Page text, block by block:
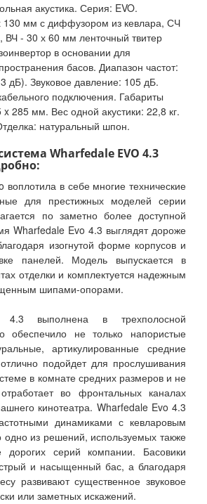
акустика. Серия: EVO.
мм с диффузором из кевлара, СЧ
- 30 х 60 мм ленточный твитер
в основании для
басов. Диапазон частот:
дБ). Звуковое давление: 105 дБ.
подключения. Габариты
285 мм. Вес одной акустики: 22,8 кг.
натуральный шпон.
Wharfedale EVO 4.3
воплотила в себе многие технические
для престижных моделей серии
по заметно более доступной
Wharfedale Evo 4.3 выглядят дороже
изогнутой форме корпусов и
панелей. Модель выпускается в
отделки и комплектуется надежным
шипами-опорами.
4.3 выполнена в трехполосной
обеспечило не только напористые
артикулированные средние
подойдет для прослушивания
в комнате средних размеров и не
во фронтальных каналах
кинотеатра. Wharfedale Evo 4.3
динамиками с кевларовым
из решений, используемых также
серий компании. Басовики
и насыщенный бас, а благодаря
развивают существенное звуковое
или заметных искажений.